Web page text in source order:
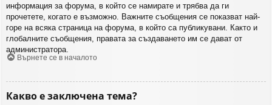
информация за форума, в който се намирате и трябва да ги
прочетете, когато е възможно. Важните съобщения се показват най-
горе на всяка страница на форума, в който са публикувани. Както и
глобалните съобщения, правата за създаването им се дават от
администратора.
Върнете се в началото
Какво е заключена тема?